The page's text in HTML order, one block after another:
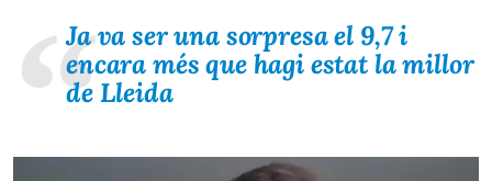
Ja va ser una sorpresa el 9,7 i
encara més que hagi estat la millor
de Lleida